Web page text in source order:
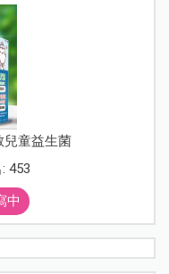
兒童益生菌
453
中